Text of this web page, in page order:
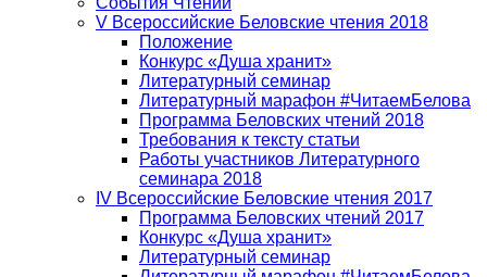
V Всероссийские Беловские чтения 2018
Положение
Конкурс «Душа хранит»
Литературный семинар
Литературный марафон #ЧитаемБелова
Программа Беловских чтений 2018
Требования к тексту статьи
Работы участников Литературного
семинара 2018
IV Всероссийские Беловские чтения 2017
Программа Беловских чтений 2017
Конкурс «Душа хранит»
Литературный семинар